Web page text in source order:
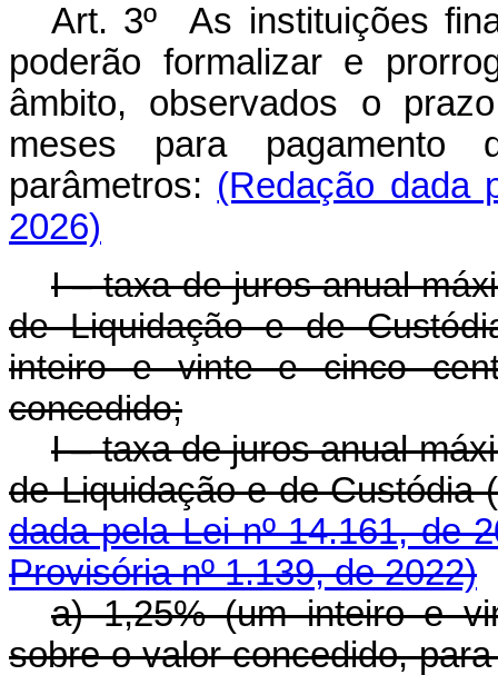
Art. 3º As instituições
poderão formalizar e
âmbito, observados o
meses para pagamento
parâmetros: (Redação dada
2026)
I – taxa de juros anual
de Liquidação e de
inteiro e vinte e cinco
concedido;
I – taxa de juros anual
de Liquidação e de
dada pela Lei nº 14.161, de
Provisória nº 1.139, de 2022)
a) 1,25% (um inteiro e
sobre o valor concedido,